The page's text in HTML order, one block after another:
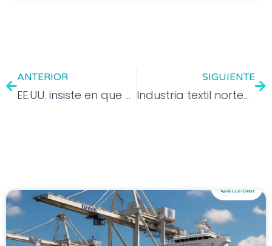
ANTERIOR
EE.UU. insiste en que habrá aranceles para México y Canadá el martes
SIGUIENTE
Industria textil norteamericana pide a Trump frenar aranceles y proteger producción local